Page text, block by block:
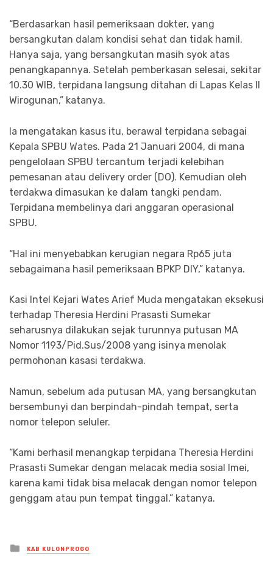
“Berdasarkan hasil pemeriksaan dokter, yang
bersangkutan dalam kondisi sehat dan tidak hamil.
Hanya saja, yang bersangkutan masih syok atas
penangkapannya. Setelah pemberkasan selesai, sekitar
10.30 WIB, terpidana langsung ditahan di Lapas Kelas II
Wirogunan,” katanya.
Ia mengatakan kasus itu, berawal terpidana sebagai
Kepala SPBU Wates. Pada 21 Januari 2004, di mana
pengelolaan SPBU tercantum terjadi kelebihan
pemesanan atau delivery order (DO). Kemudian oleh
terdakwa dimasukan ke dalam tangki pendam.
Terpidana membelinya dari anggaran operasional
SPBU.
“Hal ini menyebabkan kerugian negara Rp65 juta
sebagaimana hasil pemeriksaan BPKP DIY,” katanya.
Kasi Intel Kejari Wates Arief Muda mengatakan eksekusi
terhadap Theresia Herdini Prasasti Sumekar
seharusnya dilakukan sejak turunnya putusan MA
Nomor 1193/Pid.Sus/2008 yang isinya menolak
permohonan kasasi terdakwa.
Namun, sebelum ada putusan MA, yang bersangkutan
bersembunyi dan berpindah-pindah tempat, serta
nomor telepon seluler.
“Kami berhasil menangkap terpidana Theresia Herdini
Prasasti Sumekar dengan melacak media sosial Imei,
karena kami tidak bisa melacak dengan nomor telepon
genggam atau pun tempat tinggal,” katanya.
Posted
in
KAB KULONPROGO